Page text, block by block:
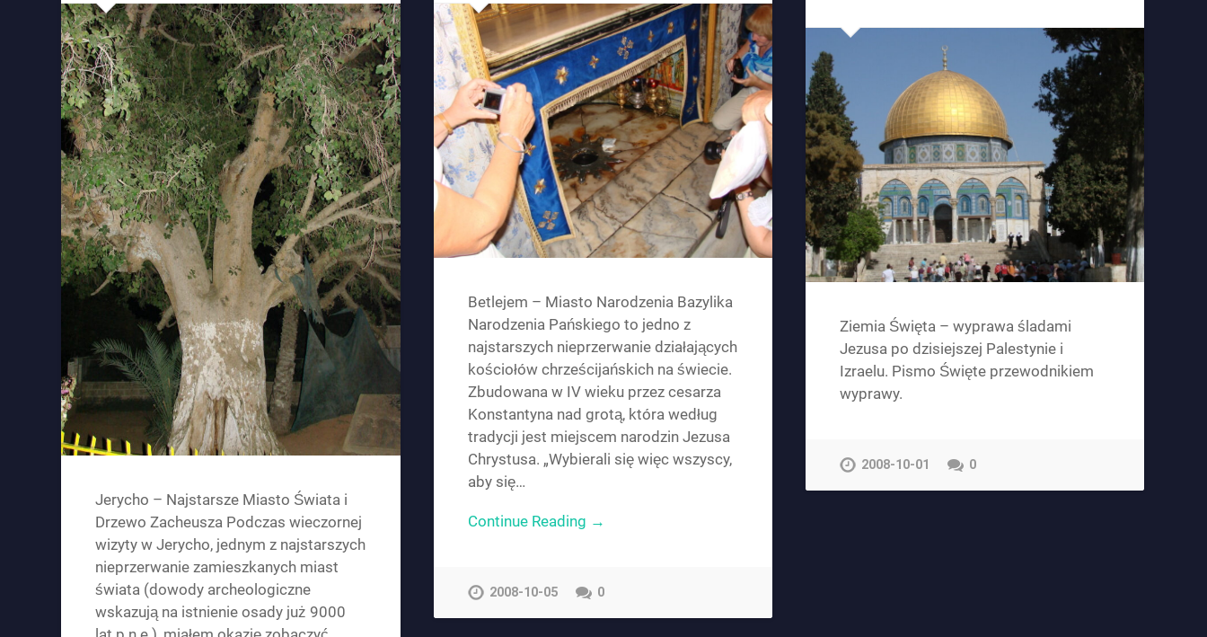
Jerycho – Najstarsze Miasto Świata i
Drzewo Zacheusza Podczas wieczornej
wizyty w Jerycho, jednym z najstarszych
nieprzerwanie zamieszkanych miast
świata (dowody archeologiczne
wskazują na istnienie osady już 9000
Betlejem – Miasto Narodzenia Bazylika
Narodzenia Pańskiego to jedno z
najstarszych nieprzerwanie działających
kościołów chrześcijańskich na świecie.
Zbudowana w IV wieku przez cesarza
Konstantyna nad grotą, która według
tradycji jest miejscem narodzin Jezusa
Chrystusa. „Wybierali się więc wszyscy,
aby się…
Continue Reading →
2008-10-05 0
Ziemia Święta – wyprawa śladami
Jezusa po dzisiejszej Palestynie i
Izraelu. Pismo Święte przewodnikiem
wyprawy.
2008-10-01 0